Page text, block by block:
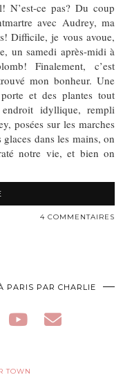
N’est-ce pas? Du coup
avec Audrey, ma
Difficile, je vous avoue,
un samedi après-midi à
Finalement, c’est
mon bonheur. Une
et des plantes tout
idyllique, rempli
posées sur les marches
dans les mains, on
notre vie, et bien on
4 COMMENTAIRES
PARIS PAR CHARLIE
TOWN